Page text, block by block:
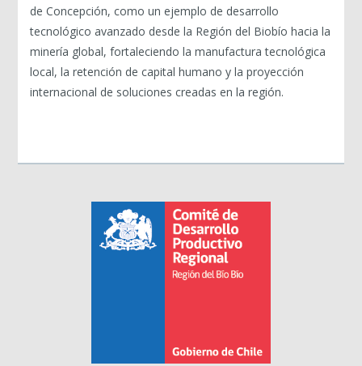
de Concepción, como un ejemplo de desarrollo
tecnológico avanzado desde la Región del Biobío hacia la
minería global, fortaleciendo la manufactura tecnológica
local, la retención de capital humano y la proyección
internacional de soluciones creadas en la región.